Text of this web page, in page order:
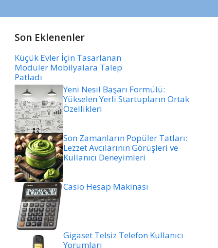
Son Eklenenler
Küçük Evler İçin Tasarlanan
Modüler Mobilyalara Talep
Patladı
Yeni Nesil Başarı Formülü:
Yükselen Yerli Startupların Ortak
Özellikleri
Son Zamanların Popüler Tatları:
Lezzet Avcılarının Görüşleri ve
Kullanıcı Deneyimleri
Casio Hesap Makinası
Gigaset Telsiz Telefon Kullanıcı
Yorumları